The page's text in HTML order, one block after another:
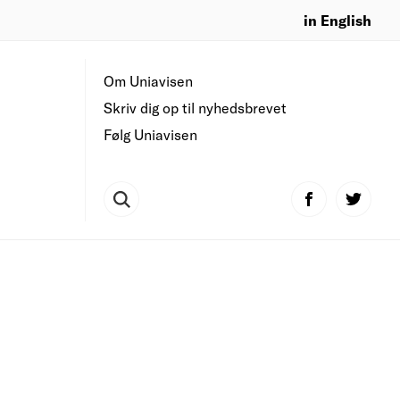
in English
Om Uniavisen
Skriv dig op til nyhedsbrevet
Følg Uniavisen